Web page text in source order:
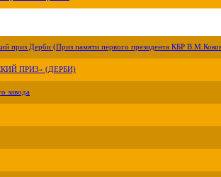
приз Дерби (Приз памяти первого президента КБР
ПРИЗ» (ДЕРБИ)
завода